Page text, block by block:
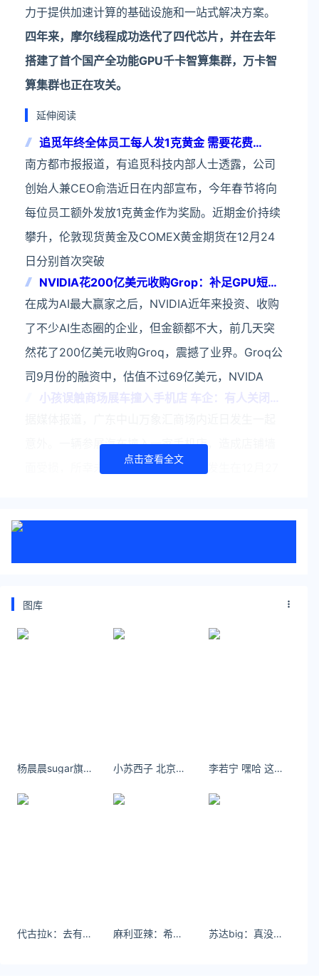
力于提供加速计算的基础设施和一站式解决方案。
四年来，摩尔线程成功迭代了四代芯片，并在去年
搭建了首个国产全功能GPU千卡智算集群，万卡智
算集群也正在攻关。
延伸阅读
追觅年终全体员工每人发1克黄金 需要花费
2600万元
南方都市报报道，有追觅科技内部人士透露，公司
创始人兼CEO俞浩近日在内部宣布，今年春节将向
每位员工额外发放1克黄金作为奖励。近期金价持续
攀升，伦敦现货黄金及COMEX黄金期货在12月24
日分别首次突破
NVIDIA花200亿美元收购Grop：补足GPU短板
未来市值看上7.5万亿
在成为AI最大赢家之后，NVIDIA近年来投资、收购
了不少AI生态圈的企业，但金额都不大，前几天突
然花了200亿美元收购Groq，震撼了业界。Groq公
司9月份的融资中，估值不过69亿美元，NVIDA
小孩误触商场展车撞入手机店 车企：有人关闭了
意外。一辆参展汽车撞入一家手机店，造成店铺墙
面受损，所幸未导致人员伤亡。事故发生在12月27
友情链接：
https://www.ijiandao.com/
安全、绿色软件下载就上极速下载站：
点击查看全文
图库
杨晨晨sugar旗袍丝袜高跟鞋写真 小苏西子 北京环球影城体验·做一天的美式辣妹 李若宁 嘿哈 这一天有点暖#立冬的打开方式##宁的若隐若现# ​​​
代古拉k：去有风的地方跳个舞～#短发 麻利亚辣：希望你能成为理想中的自己 苏达big：真没拉#超a #SodaBiG